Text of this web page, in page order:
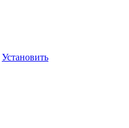
Установить